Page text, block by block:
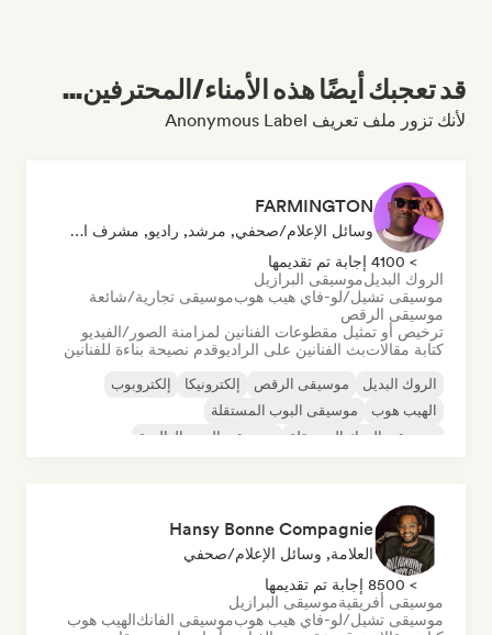
قد تعجبك أيضًا هذه الأمناء/المحترفين...
لأنك تزور ملف تعريف Anonymous Label
FARMINGTON
وسائل الإعلام/صحفي, مرشد, راديو, مشرف المزامنة
> 4100 إجابة تم تقديمها
الروك البديلموسيقى البرازيل
موسيقى تشيل/لو-فاي هيب هوبموسيقى تجارية/شائعة
موسيقى الرقص
ترخيص أو تمثيل مقطوعات الفنانين لمزامنة الصور/الفيديو
كتابة مقالاتبث الفنانين على الراديوقدم نصيحة بناءة للفنانين
الروك البديل موسيقى الرقص إلكترونيكا
إلكتروبوب
الهيب هوب
موسيقى البوب المستقلة
موسيقى الروك المستقلة
موسيقى البوب العالمية
Hansy Bonne Compagnie
العلامة, وسائل الإعلام/صحفي
> 8500 إجابة تم تقديمها
موسيقى أفريقيةموسيقى البرازيل
موسيقى تشيل/لو-فاي هيب هوبموسيقى الفانكالهيب هوب